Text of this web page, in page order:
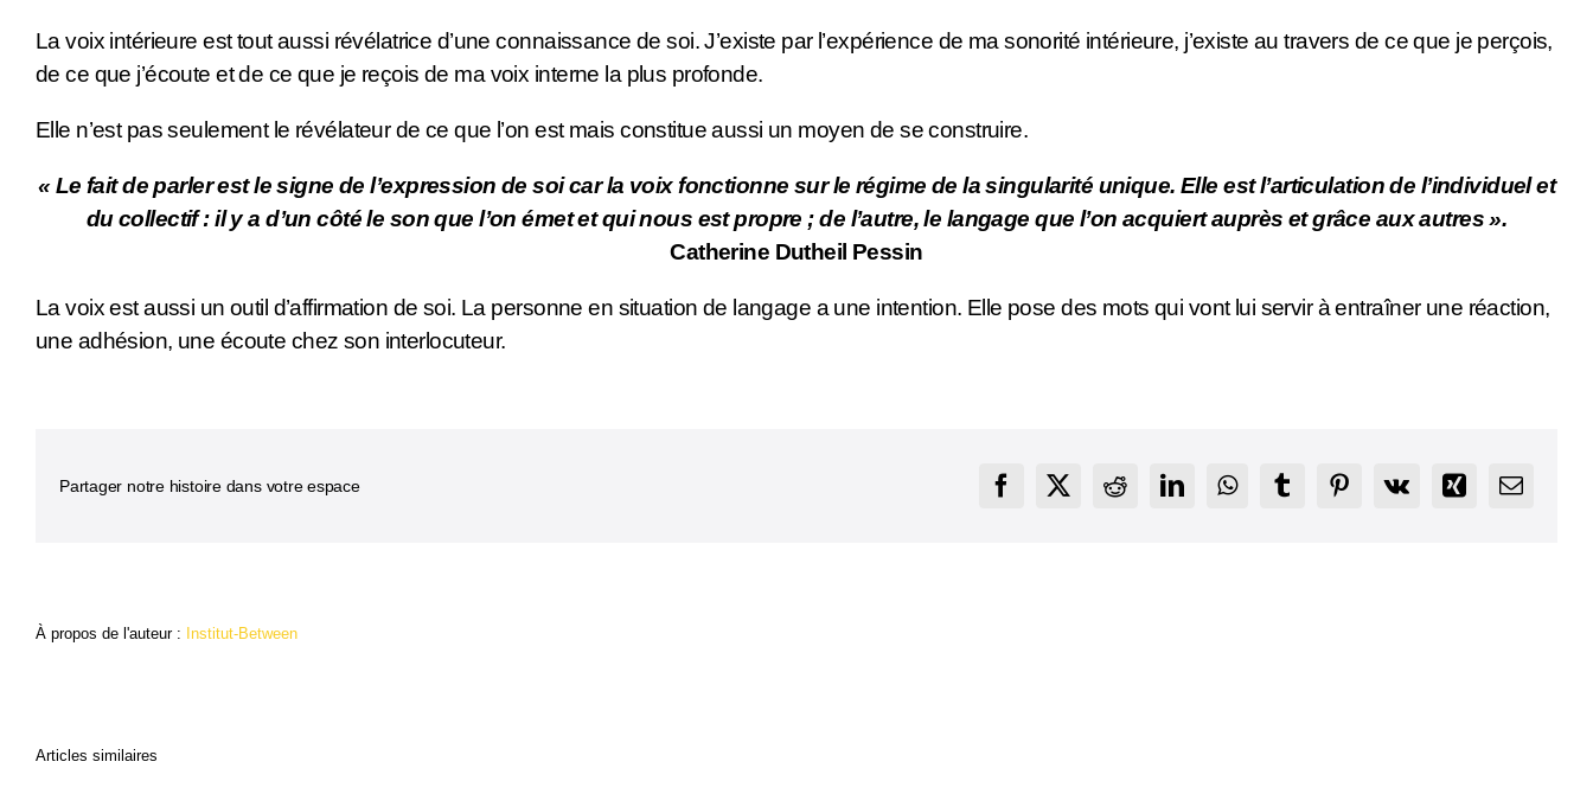
La voix intérieure est tout aussi révélatrice d’une connaissance de soi. J’existe par l’expérience de ma sonorité intérieure, j’existe au travers de ce que je perçois,
de ce que j’écoute et de ce que je reçois de ma voix interne la plus profonde.
Elle n’est pas seulement le révélateur de ce que l’on est mais constitue aussi un moyen de se construire.
« Le fait de parler est le signe de l’expression de soi car la voix fonctionne sur le régime de la singularité unique. Elle est l’articulation de l’individuel et
du collectif : il y a d’un côté le son que l’on émet et qui nous est propre ; de l’autre, le langage que l’on acquiert auprès et grâce aux autres ».
Catherine Dutheil Pessin
La voix est aussi un outil d’affirmation de soi. La personne en situation de langage a une intention. Elle pose des mots qui vont lui servir à entraîner une réaction,
une adhésion, une écoute chez son interlocuteur.
Partager notre histoire dans votre espace Facebook
X RedditLinkedInWhatsAppTumblrPinterest
Vk Xing Email
À propos de l'auteur : Institut-Between
Articles similaires